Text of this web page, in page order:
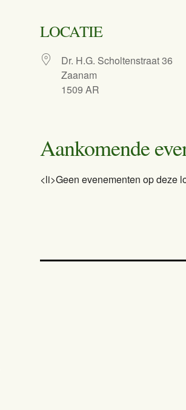
LOCATIE
Dr. H.G. Scholtenstraat 36
Zaanam
1509 AR
Aankomende
<li>Geen evenementen op deze